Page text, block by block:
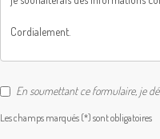
En soumettant ce formulaire, je
Les champs marqués (*) sont obligatoires